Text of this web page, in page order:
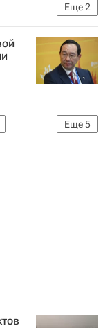
Еще2
Еще5